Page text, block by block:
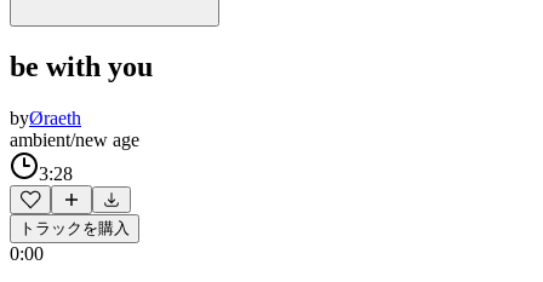
be with you
byØraeth
ambient/new age
3:28
トラックを購入
0:00